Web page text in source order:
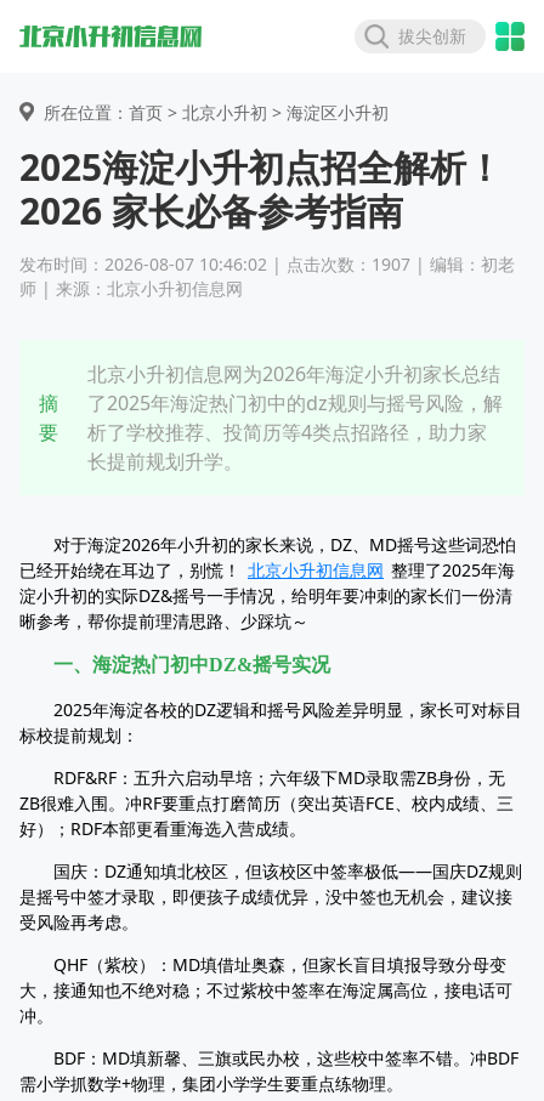
拔尖创新
所在位置：首页 > 北京小升初 > 海淀区小升初
2025海淀小升初点招全解析！
2026 家长必备参考指南
发布时间：2026-08-07 10:46:02 | 点击次数：1907 | 编辑：初老
师 | 来源：北京小升初信息网
摘
要
北京小升初信息网为2026年海淀小升初家长总结
了2025年海淀热门初中的dz规则与摇号风险，解
析了学校推荐、投简历等4类点招路径，助力家
长提前规划升学。
对于海淀2026年小升初的家长来说，DZ、MD摇号这些词恐怕
已经开始绕在耳边了，别慌！
北京小升初信息网 整理了2025年海
淀小升初的实际DZ&摇号一手情况，给明年要冲刺的家长们一份清
晰参考，帮你提前理清思路、少踩坑～
一、海淀热门初中DZ&摇号实况
2025年海淀各校的DZ逻辑和摇号风险差异明显，家长可对标目
标校提前规划：
RDF&RF：五升六启动早培；六年级下MD录取需ZB身份，无
ZB很难入围。冲RF要重点打磨简历（突出英语FCE、校内成绩、三
好）；RDF本部更看重海选入营成绩。
国庆：DZ通知填北校区，但该校区中签率极低——国庆DZ规则
是摇号中签才录取，即便孩子成绩优异，没中签也无机会，建议接
受风险再考虑。
QHF（紫校）：MD填借址奥森，但家长盲目填报导致分母变
大，接通知也不绝对稳；不过紫校中签率在海淀属高位，接电话可
冲。
BDF：MD填新馨、三旗或民办校，这些校中签率不错。冲BDF
需小学抓数学+物理，集团小学学生要重点练物理。